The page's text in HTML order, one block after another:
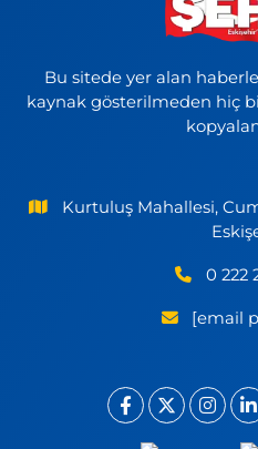
Bu sitede yer alan
kaynak gösterilmeden hiç
Kurtuluş Mahallesi,
0 222
[email